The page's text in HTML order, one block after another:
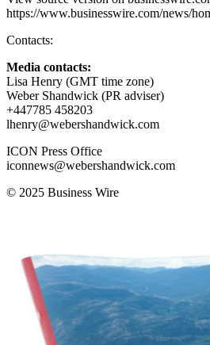
https://www.businesswire.com/news/
Contacts:
Media contacts:
Lisa Henry (GMT time zone)
Weber Shandwick (PR adviser)
+447785 458203
lhenry@webershandwick.com
ICON Press Office
iconnews@webershandwick.com
© 2025 Business Wire